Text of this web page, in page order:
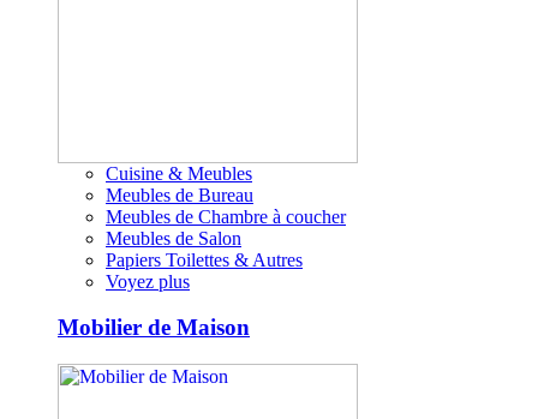
Cuisine & Meubles
Meubles de Bureau
Meubles de Chambre à coucher
Meubles de Salon
Papiers Toilettes & Autres
Voyez plus
Mobilier de Maison